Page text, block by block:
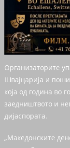
Организаторите
Швајцарија и
која од година во
заедништвото и
дијаспората.
„Македонските